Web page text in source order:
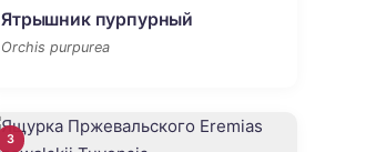
Ятрышник пурпурный
Orchis purpurea
3